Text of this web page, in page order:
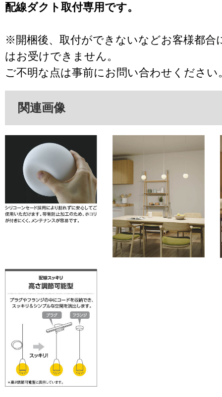
配線ダクト取付専用です。
※開梱後、取付ができないなどお客様都合
はお受けできません。
ご不明な点は事前にお問い合わせください
関連画像